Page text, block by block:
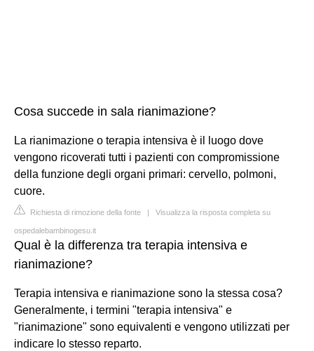
Cosa succede in sala rianimazione?
La rianimazione o terapia intensiva è il luogo dove
vengono ricoverati tutti i pazienti con compromissione
della funzione degli organi primari: cervello, polmoni,
cuore.
Richiesta di rimozione della fonte | Visualizza la risposta completa su
ospedalebambinogesu.it
Qual è la differenza tra terapia intensiva e
rianimazione?
Terapia intensiva e rianimazione sono la stessa cosa?
Generalmente, i termini "terapia intensiva" e
"rianimazione" sono equivalenti e vengono utilizzati per
indicare lo stesso reparto.